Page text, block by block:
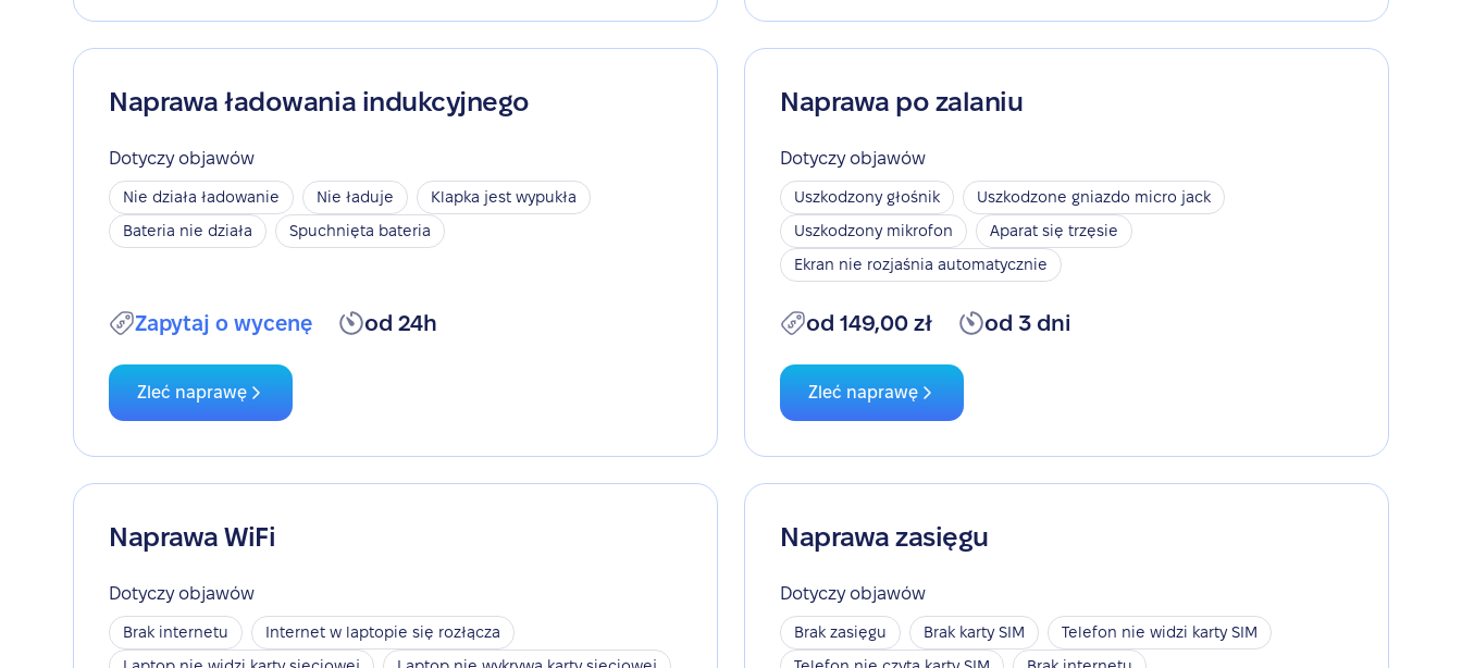
Naprawa ładowania indukcyjnego
Dotyczy objawów
Nie działa ładowanie Nie ładuje
Klapka jest wypukła
Bateria nie działa
Spuchnięta bateria
Zapytaj o wycenę od 24h
Zleć naprawę
Naprawa po zalaniu
Dotyczy objawów
Uszkodzony głośnik
Uszkodzone gniazdo micro jack
Uszkodzony mikrofon
Aparat się trzęsie
Ekran nie rozjaśnia automatycznie
od 149,00 zł od 3 dni
Zleć naprawę
Naprawa WiFi
Dotyczy objawów
Brak internetu
Internet w laptopie się rozłącza
Naprawa zasięgu
Dotyczy objawów
Brak zasięgu Brak karty SIM
Telefon nie widzi karty SIM